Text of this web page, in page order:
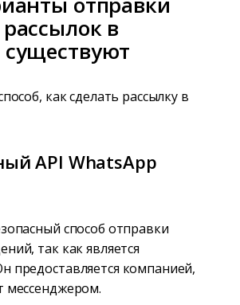
в
как сделать рассылку в
API WhatsApp
способ отправки
так как является
предоставляется компанией,
мессенджером.